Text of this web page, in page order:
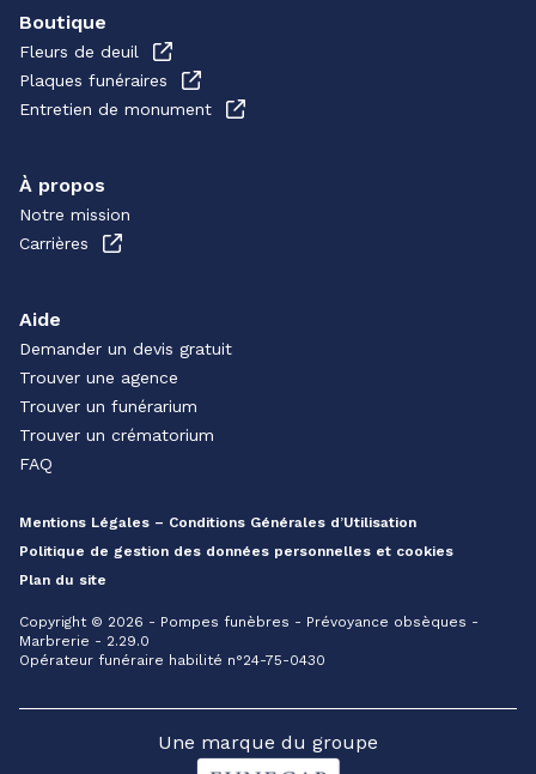
Boutique
Fleurs de deuil
Plaques funéraires
Entretien de monument
À propos
Notre mission
Carrières
Aide
Demander un devis gratuit
Trouver une agence
Trouver un funérarium
Trouver un crématorium
FAQ
Mentions Légales – Conditions Générales d’Utilisation
Politique de gestion des données personnelles et cookies
Plan du site
Copyright © 2026 - Pompes funèbres - Prévoyance obsèques -
Marbrerie - 2.29.0
Opérateur funéraire habilité n°24-75-0430
Une marque du groupe